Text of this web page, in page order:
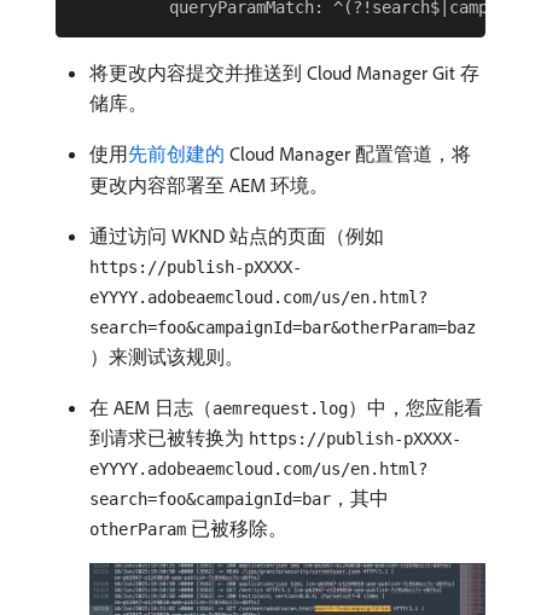
将更改内容提交并推送到 Cloud Manager Git 存
储库。
使用先前创建的 Cloud Manager 配置管道，将
更改内容部署至 AEM 环境。
通过访问 WKND 站点的页面（例如
https://publish-pXXXX-
eYYYY.adobeaemcloud.com/us/en.html?
search=foo&campaignId=bar&otherParam=baz
）来测试该规则。
在 AEM 日志（aemrequest.log）中，您应能看
到请求已被转换为 https://publish-pXXXX-
eYYYY.adobeaemcloud.com/us/en.html?
search=foo&campaignId=bar ，其中
otherParam 已被移除。